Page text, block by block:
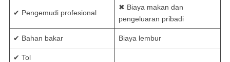
✔ Pengemudi profesional
✖ Biaya makan dan
pengeluaran pribadi
✔ Bahan bakar Biaya lembur
✔ Tol